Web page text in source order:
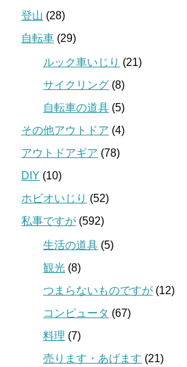
登山 (28)
自転車 (29)
ルック車いじり (21)
サイクリング (8)
自転車の道具 (5)
その他アウトドア (4)
アウトドアギア (78)
DIY (10)
ホビオいじり (52)
私事ですが (592)
生活の道具 (5)
観光 (8)
つまらないものですが (12)
コンピュータ (67)
料理 (7)
売ります・あげます (21)